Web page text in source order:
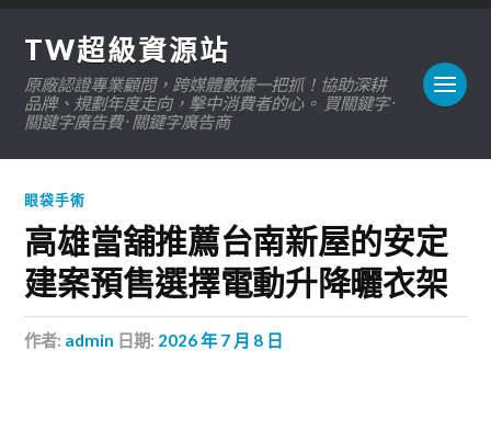
TW超級資源站
原廠認證專業顧問，跨媒體數據一把抓！協助深耕
品牌、規劃年度走向，擊中消費者的心。 買關鍵字 ·
關鍵字廣告費 · 關鍵字廣告商
眼袋手術
高雄當舖推薦台南新屋的安定
建案預售選擇電動升降曬衣架
作者: admin 日期: 2026 年 7 月 8 日